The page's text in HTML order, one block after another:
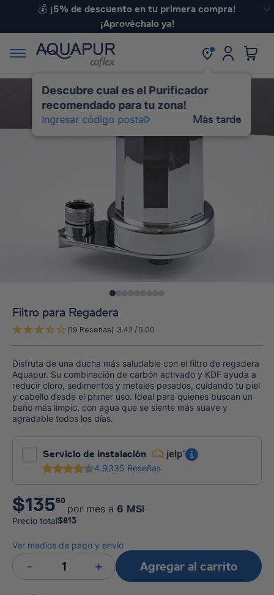
💰 ¡5% de descuento en tu primera compra!
¡Aprovéchalo ya!
Descubre cual es el Purificador
recomendado para tu zona!
Ingresar código postal Más tarde
Filtro para Regadera
(19 Reseñas) 3.42 / 5.00
Disfruta de una ducha más saludable con el filtro de regadera
Aquapur. Su combinación de carbón activado y KDF ayuda a
reducir cloro, sedimentos y metales pesados, cuidando tu piel
y cabello desde el primer uso. Ideal para quienes buscan un
baño más limpio, con agua que se siente más suave y
agradable todos los días.
Servicio de instalación
4.9335 Reseñas
$13550
por mes a 6 MSI
Precio total$813
Ver medios de pago y envío
- + Agregar al carrito